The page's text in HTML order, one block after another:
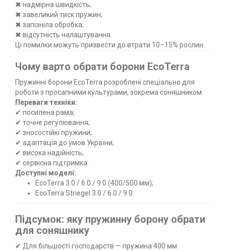
✖ надмірна швидкість;
✖ завеликий тиск пружин;
✖ запізніла обробка;
✖ відсутність налаштування.
Ці помилки можуть призвести до втрати 10–15% рослин.
Чому варто обрати борони EcoTerra
Пружинні борони EcoTerra розроблені спеціально для
роботи з просапними культурами, зокрема соняшником.
Переваги техніки:
✔ посилена рама;
✔ точне регулювання;
✔ зносостійкі пружини;
✔ адаптація до умов України;
✔ висока надійність;
✔ сервісна підтримка.
Доступні моделі:
EcoTerra 3.0 / 6.0 / 9.0 (400/500 мм);
EcoTerra Striegel 3.0 / 6.0 / 9.0.
Підсумок: яку пружинну борону обрати
для соняшнику
✔ Для більшості господарств — пружина 400 мм